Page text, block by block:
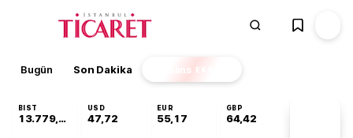
Bugün Son Dakika Finans EKSTRA
BIST
13.779,39
USD
47,72
EUR
55,17
GBP
64,42